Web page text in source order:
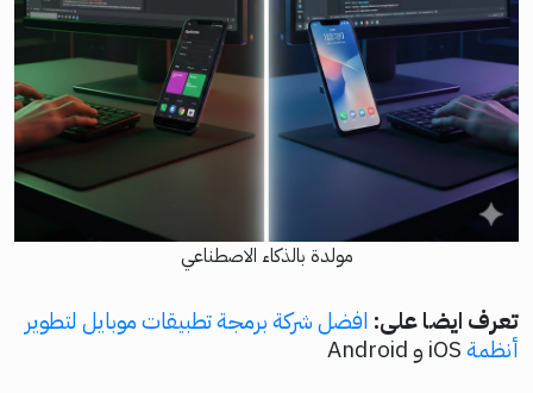
مولدة بالذكاء الاصطناعي
تعرف ايضا على: افضل شركة برمجة تطبيقات موبايل لتطوير
أنظمة